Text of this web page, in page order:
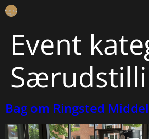
Event
Bag om Ringsted